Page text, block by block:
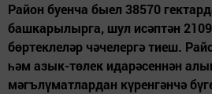
Район буенча быел 38570
башкарылырга, шул исәптән
бөртеклеләр чәчелергә тиеш.
һәм азык-төлек идарәсеннән
мәгълүматлардан күренгәнчә